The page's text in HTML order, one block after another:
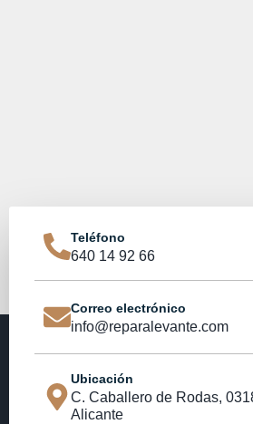
Teléfono
640 14 92 66
Correo electrónico
info@reparalevante.com
Ubicación
C. Caballero de Rodas,
Alicante